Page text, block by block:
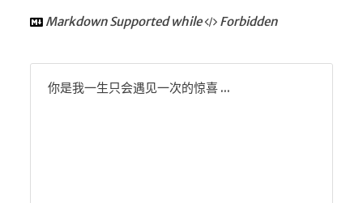
Markdown Supported while Forbidden
你是我一生只会遇见一次的惊喜 ...
接